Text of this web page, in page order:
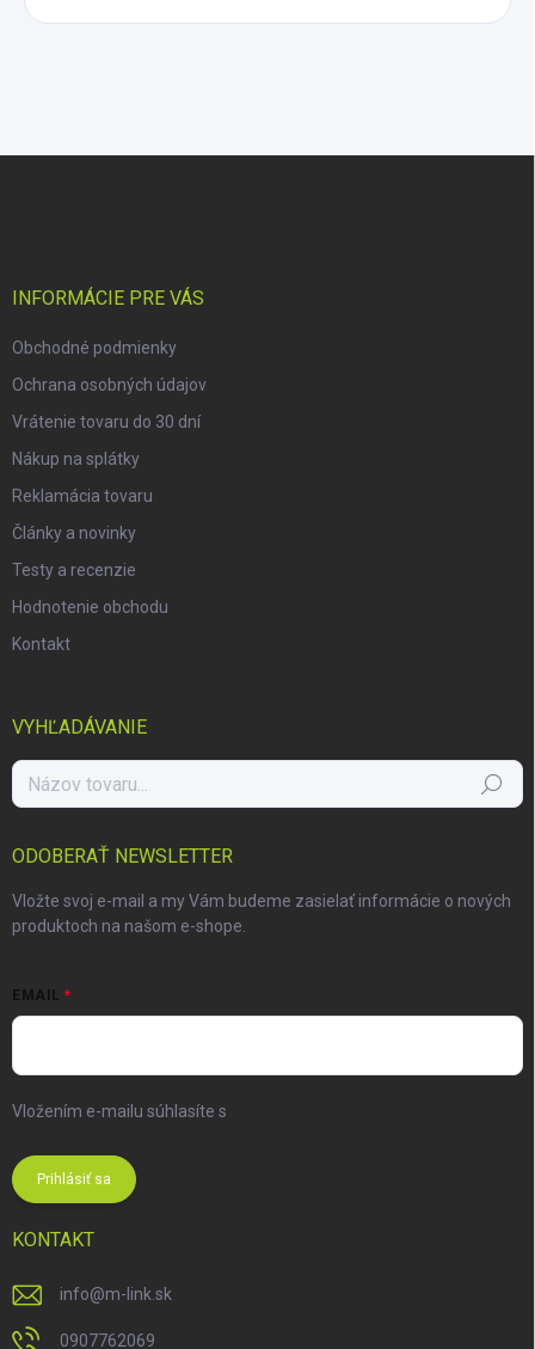
INFORMÁCIE PRE VÁS
Obchodné podmienky
Ochrana osobných údajov
Vrátenie tovaru do 30 dní
Nákup na splátky
Reklamácia tovaru
Články a novinky
Testy a recenzie
Hodnotenie obchodu
Kontakt
VYHĽADÁVANIE
Hľadať
ODOBERAŤ NEWSLETTER
Vložte svoj e-mail a my Vám budeme zasielať informácie o nových
produktoch na našom e-shope.
EMAIL
Vložením e-mailu súhlasíte s
Prihlásiť sa
KONTAKT
info@m-link.sk
0907762069